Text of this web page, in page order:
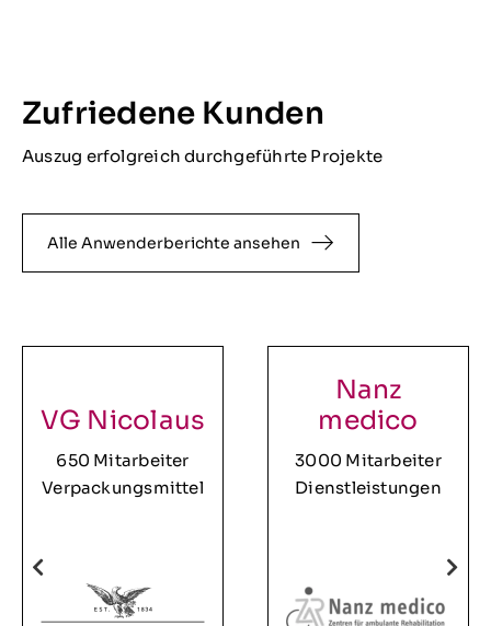
Zufriedene Kunden
Auszug erfolgreich durchgeführte Projekte
Alle Anwenderberichte ansehen
VG Nicolaus
650 Mitarbeiter
Verpackungsmittel
Nanz
medico
3000 Mitarbeiter
Dienstleistungen